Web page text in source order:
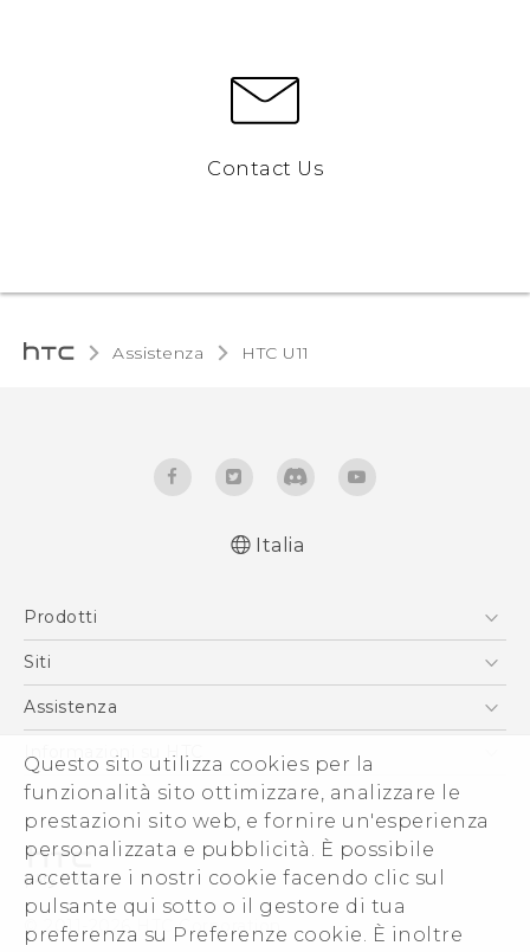
Questo sito utilizza cookies per la
funzionalità sito ottimizzare, analizzare le
prestazioni sito web, e fornire un'esperienza
personalizzata e pubblicità. È possibile
accettare i nostri cookie facendo clic sul
pulsante qui sotto o il gestore di tua
preferenza su Preferenze cookie. È inoltre
Contact Us
Assistenza HTC U11‎
normativa (Dual Nano-Sim)
Italiano - Guida sulla sicurezza e sulla
Italia
Prodotti
Smartphone
Vive
Accessori
Siti
HTC VIVE
Assistenza
Ecommerce Assistenza
Informazioni su HTC
ESG
Uffici Commerciali
Investitori (Inglese)
Cookie Preferences
Lavora con noi
© 2011-2026 HTC Corporation